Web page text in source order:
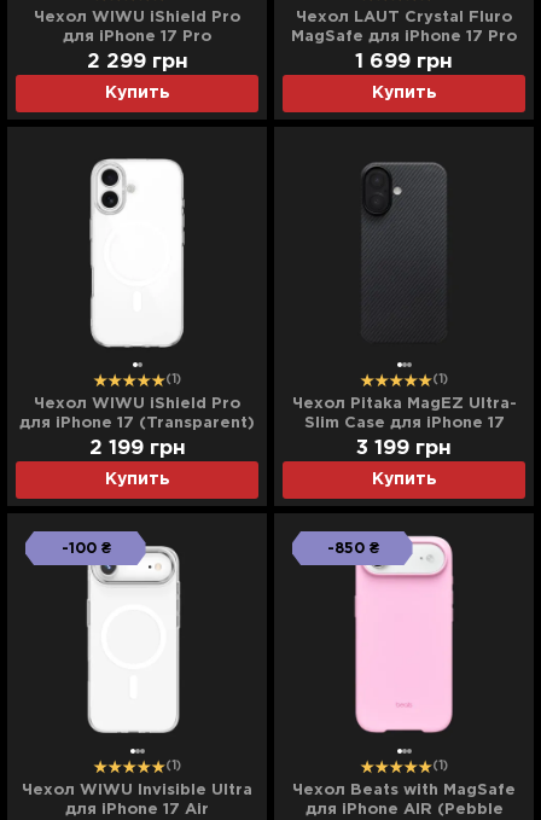
Чехол WIWU iShield Pro
для iPhone 17 Pro
(Transparent)
Купить
2 299 грн
Чехол LAUT Crystal Fluro
MagSafe для iPhone 17 Pro
(Clear Grey)
Купить
1 699 грн
(1)
Чехол WIWU iShield Pro
для iPhone 17 (Transparent)
Купить
2 199 грн
(1)
Чехол Pitaka MagEZ Ultra-
Slim Case для iPhone 17
(Black/Grey)
Купить
3 199 грн
-100 ₴
(1)
Чехол WIWU Invisible Ultra
для iPhone 17 Air
-850 ₴
(1)
Чехол Beats with MagSafe
для iPhone AIR (Pebble